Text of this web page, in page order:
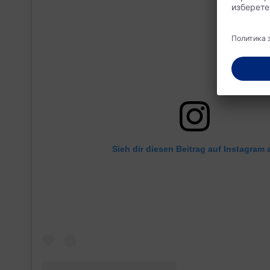
Sieh dir diesen Beitrag auf Instagram